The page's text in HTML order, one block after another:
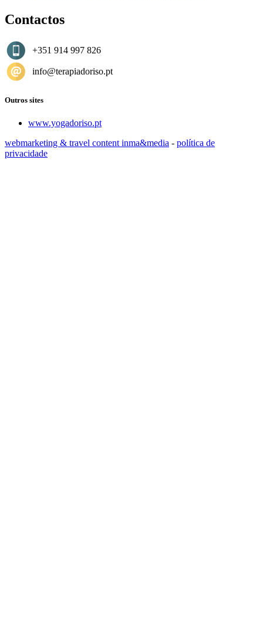
Contactos
+351 914 997 826
info@terapiadoriso.pt
Outros sites
www.yogadoriso.pt
webmarketing & travel content inma&media - política de
privacidade